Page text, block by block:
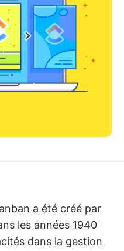
a été créé par
les années 1940
dans la gestion